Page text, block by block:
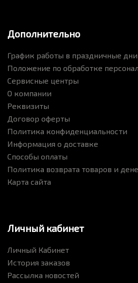
Дополнительно
График работы в праздничные дни
Положение по обработке
Сервисные центры
О компании
Реквизиты
Договор оферты
Политика конфиденциальности
Информация о доставке
Способы оплаты
Политика возврата товаров и
Карта сайта
Личный кабинет
Личный Кабинет
История заказов
Рассылка новостей